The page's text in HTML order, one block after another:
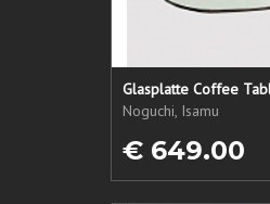
Glasplatte Coffee
Noguchi, Isamu
€ 649.00